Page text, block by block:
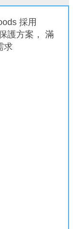
採用
護方案， 滿
求